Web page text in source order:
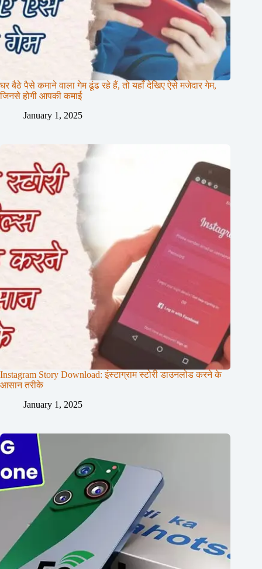
घर बैठे पैसे कमाने वाला गेम ढूंढ रहे हैं, तो यहाँ देखिए ऐसे मजेदार गेम,
जिनसे होगी आपकी कमाई
January 1, 2025
Instagram Story Download: इंस्टाग्राम स्टोरी डाउनलोड करने के
आसान तरीके
January 1, 2025